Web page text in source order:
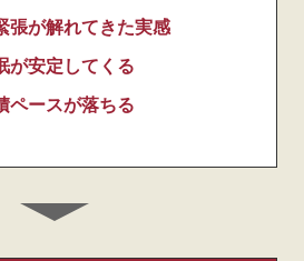
張が解れてきた実感
が安定してくる
ペースが落ちる